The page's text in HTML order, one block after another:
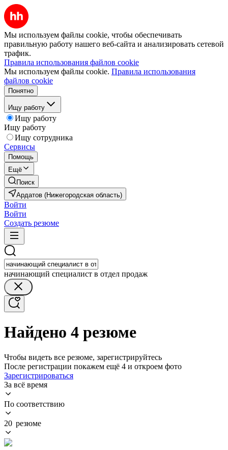
Мы используем файлы cookie, чтобы обеспечивать
правильную работу нашего веб-сайта и анализировать сетевой
трафик.
Правила использования файлов cookie
Мы используем файлы cookie. Правила использования
файлов cookie
Понятно
Ищу работу
Ищу работу
Ищу работу
Ищу сотрудника
Сервисы
Помощь
Ещё
Поиск
Ардатов (Нижегородская область)
Войти
Войти
Создать резюме
начинающий специалист в отдел продаж
Найдено 4 резюме
Чтобы видеть все резюме, зарегистрируйтесь
После регистрации покажем ещё 4 и откроем фото
Зарегистрироваться
За всё время
По соответствию
20 резюме